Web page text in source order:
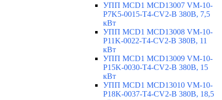
УПП MCD1 MCD13007 VM-10-
P7K5-0015-T4-CV2-B 380В, 7,5
кВт
УПП MCD1 MCD13008 VM-10-
P11K-0022-T4-CV2-B 380В, 11
кВт
УПП MCD1 MCD13009 VM-10-
P15K-0030-T4-CV2-B 380В, 15
кВт
УПП MCD1 MCD13010 VM-10-
P18K-0037-T4-CV2-B 380В, 18,5